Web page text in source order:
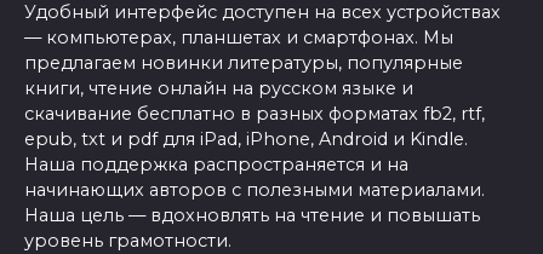
Удобный интерфейс доступен на всех устройствах
— компьютерах, планшетах и смартфонах. Мы
предлагаем новинки литературы, популярные
книги, чтение онлайн на русском языке и
скачивание бесплатно в разных форматах fb2, rtf,
epub, txt и pdf для iPad, iPhone, Android и Kindle.
Наша поддержка распространяется и на
начинающих авторов с полезными материалами.
Наша цель — вдохновлять на чтение и повышать
уровень грамотности.